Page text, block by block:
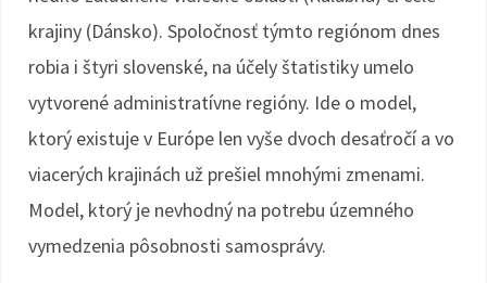
krajiny (Dánsko). Spoločnosť týmto regiónom dnes
robia i štyri slovenské, na účely štatistiky umelo
vytvorené administratívne regióny. Ide o model,
ktorý existuje v Európe len vyše dvoch desaťročí a vo
viacerých krajinách už prešiel mnohými zmenami.
Model, ktorý je nevhodný na potrebu územného
vymedzenia pôsobnosti samosprávy.